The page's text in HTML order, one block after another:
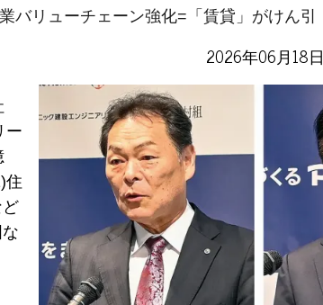
バリューチェーン強化=「賃貸」がけん引
2026年06月18日
ー
住